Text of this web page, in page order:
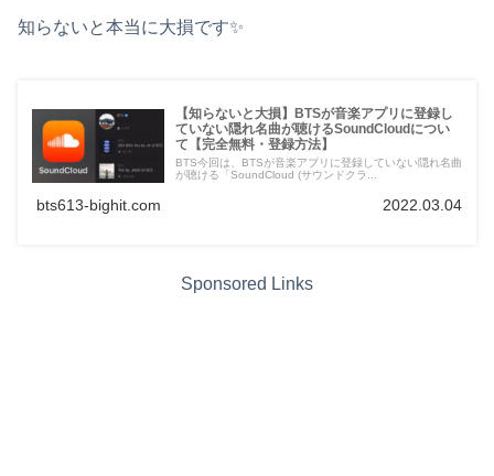
知らないと本当に大損です✨
【知らないと大損】BTSが音楽アプリに登録し
ていない隠れ名曲が聴けるSoundCloudについ
て【完全無料・登録方法】
BTS今回は、BTSが音楽アプリに登録していない隠れ名曲
が聴ける「SoundCloud (サウンドクラ...
bts613-bighit.com 2022.03.04
Sponsored Links